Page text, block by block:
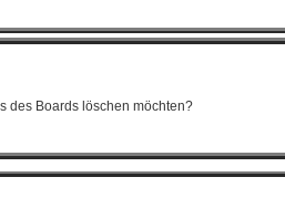
des Boards löschen möchten?